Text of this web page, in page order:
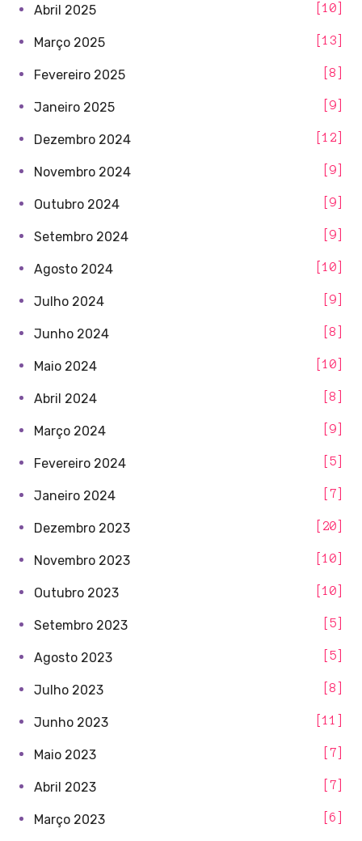
Abril 2025 10
Março 2025 13
Fevereiro 2025 8
Janeiro 2025 9
Dezembro 2024 12
Novembro 2024 9
Outubro 2024 9
Setembro 2024 9
Agosto 2024 10
Julho 2024 9
Junho 2024 8
Maio 2024 10
Abril 2024 8
Março 2024 9
Fevereiro 2024 5
Janeiro 2024 7
Dezembro 2023 20
Novembro 2023 10
Outubro 2023 10
Setembro 2023 5
Agosto 2023 5
Julho 2023 8
Junho 2023 11
Maio 2023 7
Abril 2023 7
Março 2023 6